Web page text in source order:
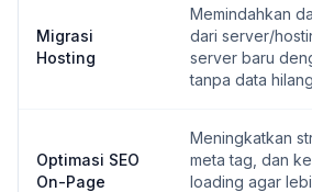
Migrasi
Hosting
Memindahkan
dari server/
server baru
tanpa data
Optimasi SEO
On-Page
Meningkatkan
meta tag, dan
loading agar